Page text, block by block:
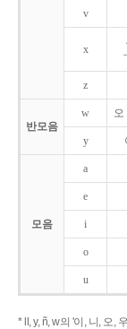
v
x
z
반모음
w 오
y
모음
a
e
i
o
u
* ll, y, ñ, w의 '이, 니, 오,